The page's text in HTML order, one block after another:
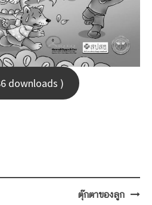
downloads )
ตุ๊กตาของลูก